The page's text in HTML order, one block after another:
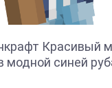
Красивый
модной синей